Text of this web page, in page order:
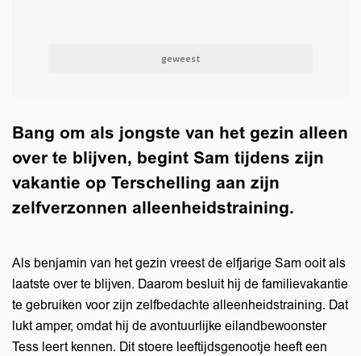
geweest
Bang om als jongste van het gezin alleen
over te blijven, begint Sam tijdens zijn
vakantie op Terschelling aan zijn
zelfverzonnen alleenheidstraining.
Als benjamin van het gezin vreest de elfjarige Sam ooit als
laatste over te blijven. Daarom besluit hij de familievakantie
te gebruiken voor zijn zelfbedachte alleenheidstraining. Dat
lukt amper, omdat hij de avontuurlijke eilandbewoonster
Tess leert kennen. Dit stoere leeftijdsgenootje heeft een